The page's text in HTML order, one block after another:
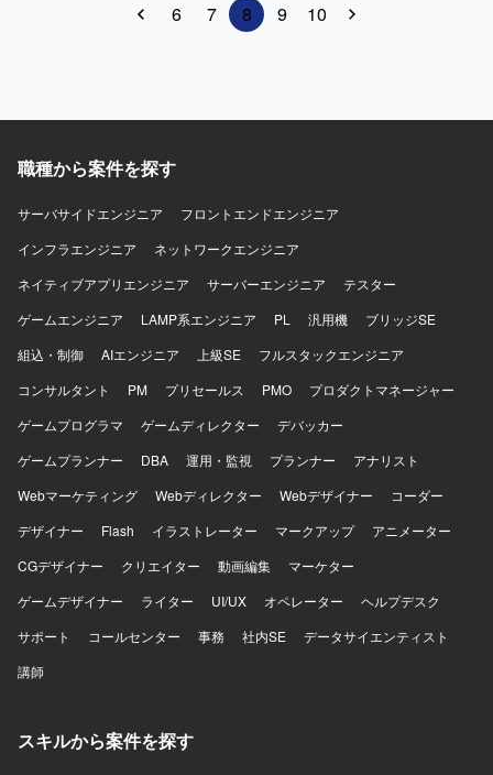
6 7 8 9 10
職種から案件を探す
サーバサイドエンジニア
フロントエンドエンジニア
インフラエンジニア
ネットワークエンジニア
ネイティブアプリエンジニア
サーバーエンジニア
テスター
ゲームエンジニア
LAMP系エンジニア PL 汎用機
ブリッジSE
組込・制御
AIエンジニア 上級SE
フルスタックエンジニア
コンサルタント
PM プリセールス PMO
プロダクトマネージャー
ゲームプログラマ
ゲームディレクター
デバッカー
ゲームプランナー
DBA 運用・監視 プランナー
アナリスト
Webマーケティング
Webディレクター Webデザイナー
コーダー
デザイナー
Flash イラストレーター マークアップ
アニメーター
CGデザイナー
クリエイター 動画編集
マーケター
ゲームデザイナー
ライター UI/UX オペレーター
ヘルプデスク
サポート
コールセンター 事務 社内SE
データサイエンティスト
講師
スキルから案件を探す